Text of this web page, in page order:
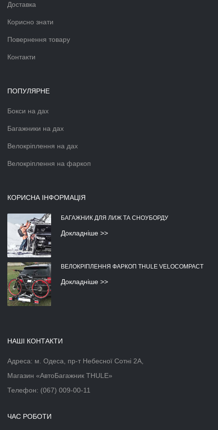
Доставка
Корисно знати
Повернення товару
Контакти
ПОПУЛЯРНЕ
Бокси на дах
Багажники на дах
Велокріплення на дах
Велокріплення на фаркоп
КОРИСНА ІНФОРМАЦІЯ
БАГАЖНИК ДЛЯ ЛИЖ ТА СНОУБОРДУ
Докладніше >>
ВЕЛОКРІПЛЕННЯ ФАРКОП THULE VELOCOMPACT
Докладніше >>
НАШІ КОНТАКТИ
Адреса: м. Одеса, пр-т Небесної Сотні 2А,
Магазин «АвтоБагажник THULE»
Телефон: (067) 009-00-11
ЧАС РОБОТИ